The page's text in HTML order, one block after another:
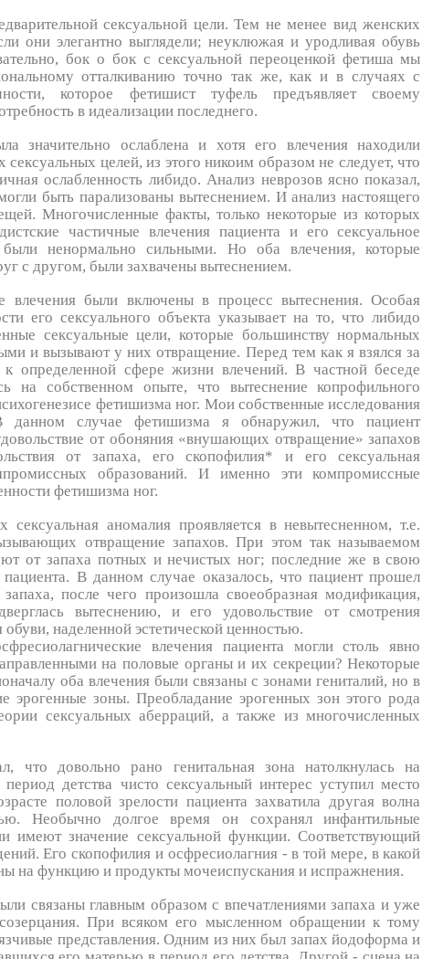
сексуальной цели. Тем не менее вид женских
они элегантно выглядели; неуклюжая и уродливая обувь
бок о бок с сексуальной переоценкой фетиша мы
отталкиванию точно так же, как и в случаях с
которое фетишист туфель предъявляет своему
в идеализации последнего.
значительно ослаблена и хотя его влечения находили
целей, из этого никоим образом не следует, что
ослабленность либидо. Анализ неврозов ясно показал,
быть парализованы вытеснением. И анализ настоящего
Многочисленные факты, только некоторые из которых
частичные влечения пациента и его сексуальное
были ненормально сильными. Но оба влечения, которые
с другом, были захвачены вытеснением.
влечения были включены в процесс вытеснения. Особая
его сексуального объекта указывает на то, что либидо
сексуальные цели, которые большинству нормальных
и вызывают у них отвращение. Перед тем как я взялся за
определенной сфере жизни влечений. В частной беседе
собственном опыте, что вытеснение копрофильного
фетишизма ног. Мои собственные исследования
данном случае фетишизма я обнаружил, что пациент
от обоняния «внушающих отвращение» запахов
от запаха, его скопофилия* и его сексуальная
образований. И именно эти компромиссные
фетишизма ног.
аномалия проявляется в невытесненном, т.е.
отвращение запахов. При этом так называемом
от запаха потных и нечистых ног; последние же в свою
В данном случае оказалось, что пациент прошел
после чего произошла своеобразная модификация,
вытеснению, и его удовольствие от смотрения
наделенной эстетической ценностью.
влечения пациента могли столь явно
на половые органы и их секреции? Некоторые
оба влечения были связаны с зонами гениталий, но в
зоны. Преобладание эрогенных зон этого рода
сексуальных аберраций, а также из многочисленных
что довольно рано генитальная зона натолкнулась на
детства чисто сексуальный интерес уступил место
половой зрелости пациента захватила другая волна
Необычно долгое время он сохранял инфантильные
имеют значение сексуальной функции. Соответствующий
Его скопофилия и осфресиолагния - в той мере, в какой
на функцию и продукты мочеиспускания и испражнения.
связаны главным образом с впечатлениями запаха и уже
При всяком его мысленном обращении к тому
представления. Одним из них был запах йодоформа и